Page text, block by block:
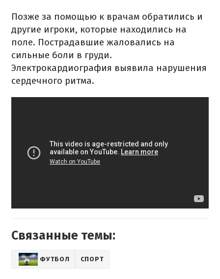
Позже за помощью к врачам обратились и
другие игроки, которые находились на
поле. Пострадавшие жаловались на
сильные боли в груди.
Электрокардиография выявила нарушения
сердечного ритма.
Связанные темы:
ФУТБОЛ СПОРТ